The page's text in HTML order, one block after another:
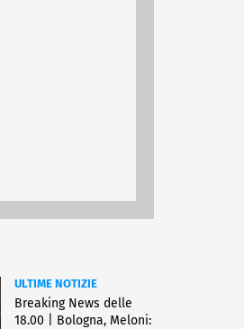
ULTIME NOTIZIE
Breaking News delle
18.00 | Bologna, Meloni: